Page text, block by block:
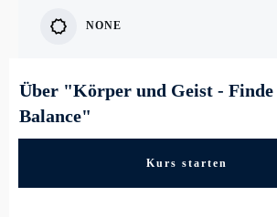
NONE
Über "Körper und Geist - Finde
Balance"
Kurs starten